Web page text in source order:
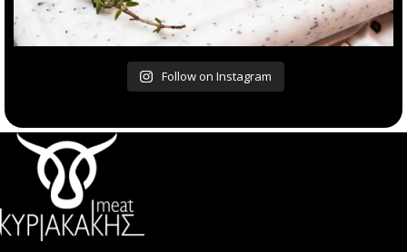
Follow on Instagram